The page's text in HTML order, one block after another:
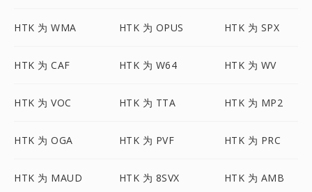
HTK 为 WMA HTK 为 OPUS HTK 为 SPX
HTK 为 CAF HTK 为 W64 HTK 为 WV
HTK 为 VOC HTK 为 TTA HTK 为 MP2
HTK 为 OGA HTK 为 PVF HTK 为 PRC
HTK 为 MAUD HTK 为 8SVX HTK 为 AMB